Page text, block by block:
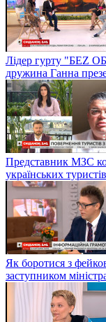
Лідер гурту "БЕZ
дружина Ганна
Представник МЗС
українських
Як боротися з
заступником